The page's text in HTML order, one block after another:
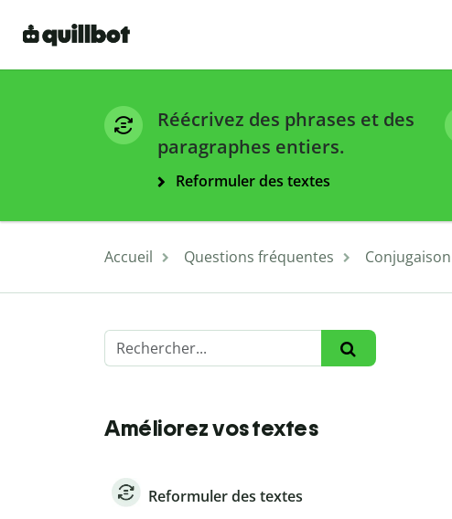
Réécrivez des phrases et des
paragraphes entiers.
Reformuler des textes
Accueil Questions fréquentes Conjugaison
Améliorez vos textes
Reformuler des textes